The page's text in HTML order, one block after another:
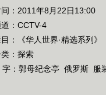
：2011年8月22日13:00
： CCTV-4
：
《华人世界·精选系列》
：探索
： 郭母纪念亭 俄罗斯 服